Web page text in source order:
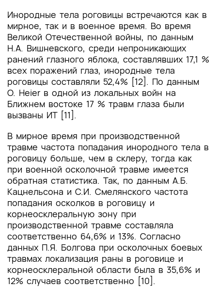
Инородные тела роговицы встречаются как в
мирное, так и в военное время. Во время
Великой Отечественной войны, по данным
Н.А. Вишневского, среди непроникающих
ранений глазного яблока, составлявших 17,1 %
всех поражений глаз, инородные тела
роговицы составляли 52,4% [12]. По данным
О. Heier в одной из локальных войн на
Ближнем востоке 17 % травм глаза были
вызваны ИТ [11].
В мирное время при производственной
травме частота попадания инородного тела в
роговицу больше, чем в склеру, тогда как
при военной осколочной травме имеется
обратная статистика. Так, по данным А.Б.
Кацнельсона и С.И. Смелянского частота
попадания осколков в роговицу и
корнеосклеральную зону при
производственной травме составляла
соответственно 64,6% и 13%. Согласно
данных П.Я. Болгова при осколочных боевых
травмах локализация раны в роговице и
корнеосклеральной области была в 35,6% и
12% случаев соответственно [10].